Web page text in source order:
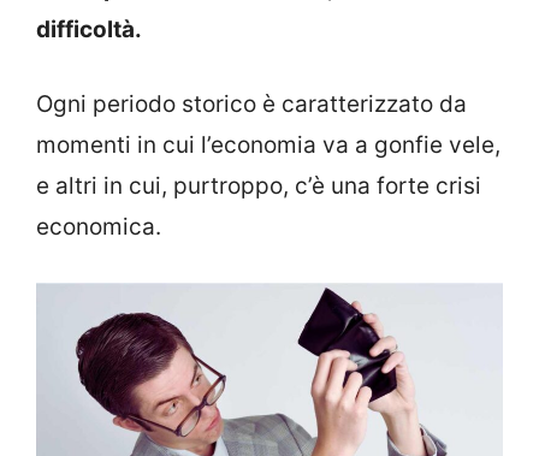
difficoltà.
Ogni periodo storico è caratterizzato da
momenti in cui l’economia va a gonfie vele,
e altri in cui, purtroppo, c’è una forte crisi
economica.